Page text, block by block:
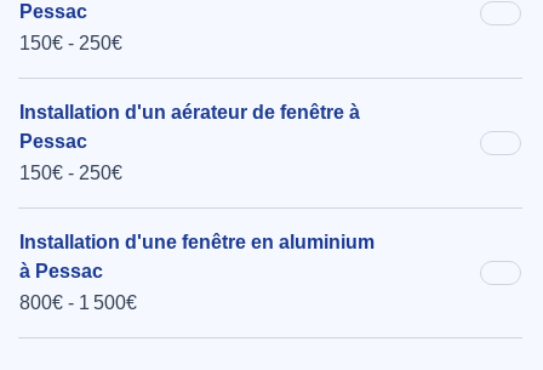
Pessac
150€ - 250€
Installation d'un aérateur de fenêtre à
Pessac
150€ - 250€
Installation d'une fenêtre en aluminium
à Pessac
800€ - 1 500€